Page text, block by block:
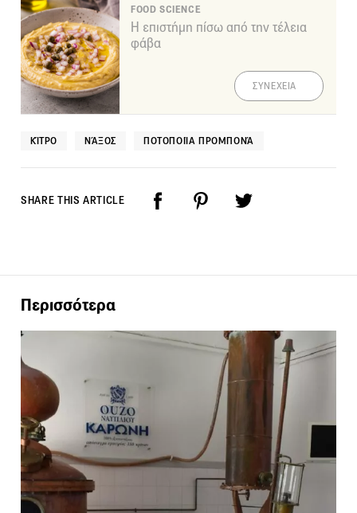
FOOD SCIENCE
Η επιστήμη πίσω από την τέλεια
φάβα
ΣΥΝΕΧΕΙΑ
ΚΊΤΡΟ ΝΆΞΟΣ ΠΟΤΟΠΟΙΊΑ ΠΡΟΜΠΟΝΆ
SHARE THIS ARTICLE
Περισσότερα